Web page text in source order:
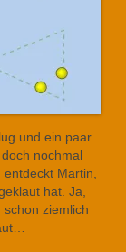
und ein paar
nochmal
Martin,
hat. Ja,
ziemlich